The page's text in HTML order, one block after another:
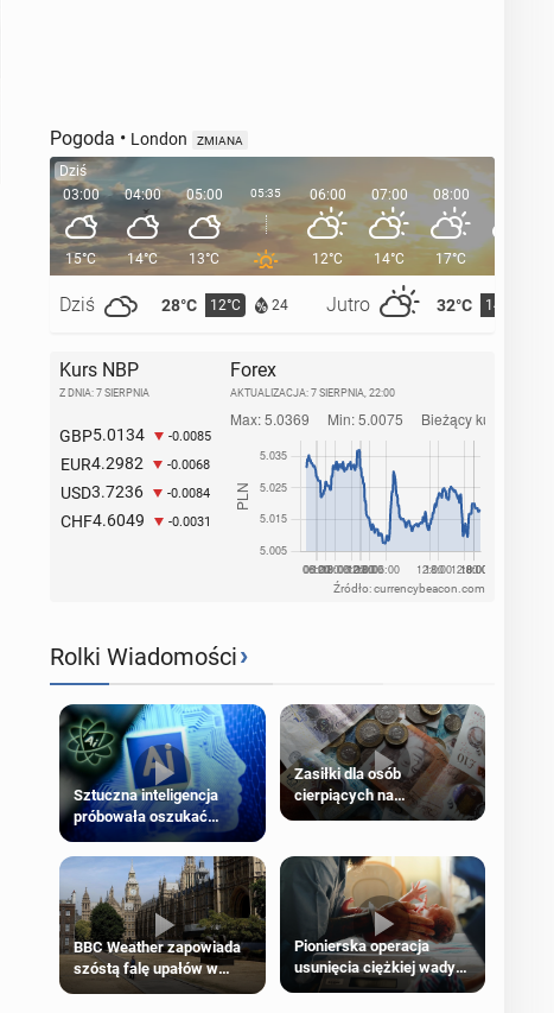
Pogoda • London ZMIANA
Dziś
03:00
15°C
Dziś 28°C 12°C 24 Jutro 32°C 14°C
04:00
14°C
05:00
13°C
05:35 06:00
12°C
07:00
14°C
08:00
17°C
09:00
Kurs NBP
Z DNIA: 7 SIERPNIA
GBP5.0134 -0.0085
EUR4.2982 -0.0068
USD3.7236 -0.0084
CHF4.6049 -0.0031
Forex
AKTUALIZACJA: 7 SIERPNIA, 22:00
Źródło: currencybeacon.com
Rolki Wiadomości›
Sztuczna inteligencja
próbowała oszukać
człowieka
Zasiłki dla osób
cierpiących na
schorzenia psychiczne
BBC Weather zapowiada
szóstą falę upałów w
Londynie
Pionierska operacja
usunięcia ciężkiej wady
wrodzonej płodu w łonie